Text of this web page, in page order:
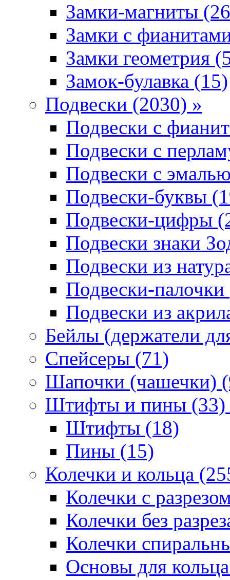
Замки-магниты
Замки с
Замки геометрия
Замок-булавка (15)
Подвески (2030) »
Подвески с
Подвески с
Подвески с
Подвески-буквы
Подвески-цифры
Подвески знаки
Подвески из
Подвески-
Подвески из
Бейлы (держатели
Спейсеры (71)
Шапочки (чашечки)
Штифты и пины (33)
Штифты (18)
Пины (15)
Колечки и кольца
Колечки с
Колечки без
Колечки
Основы для